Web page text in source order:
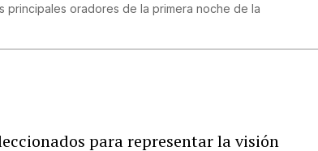
principales oradores de la primera noche de la
para representar la visión